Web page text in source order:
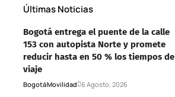
Últimas Noticias
Bogotá entrega el puente de la calle
153 con autopista Norte y promete
reducir hasta en 50 % los tiempos de
viaje
BogotáMovilidad 6 Agosto, 2026